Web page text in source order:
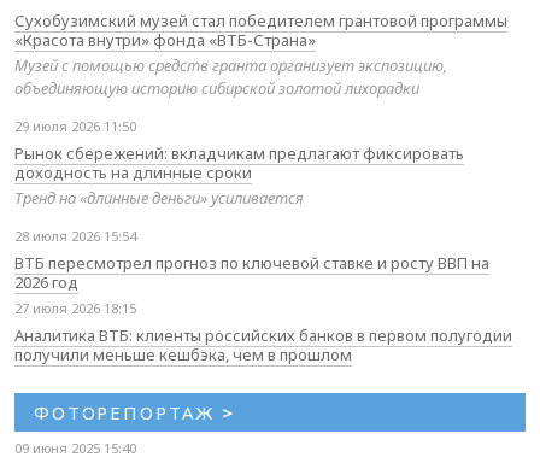
Сухобузимский музей стал победителем грантовой программы
«Красота внутри» фонда «ВТБ-Страна»
Музей с помощью средств гранта организует экспозицию,
объединяющую историю сибирской золотой лихорадки
29 июля 2026 11:50
Рынок сбережений: вкладчикам предлагают фиксировать
доходность на длинные сроки
Тренд на «длинные деньги» усиливается
28 июля 2026 15:54
ВТБ пересмотрел прогноз по ключевой ставке и росту ВВП на
2026 год
27 июля 2026 18:15
Аналитика ВТБ: клиенты российских банков в первом полугодии
получили меньше кешбэка, чем в прошлом
ФОТОРЕПОРТАЖ >
09 июня 2025 15:40